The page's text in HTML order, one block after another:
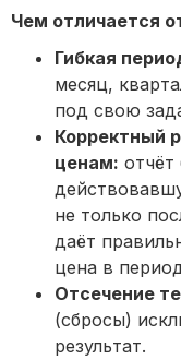
Чем отличается
Гибкая
месяц,
под свою
Корректный
ценам: отчёт
не только
даёт
цена в
Отсечение
(сбросы)
результат.